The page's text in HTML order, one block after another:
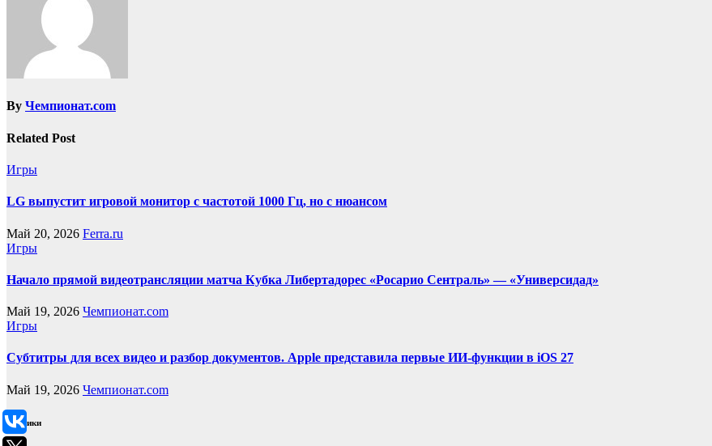
By Чемпионат.com
Related Post
Игры
LG выпустит игровой монитор с частотой 1000 Гц, но с нюансом
Май 20, 2026 Ferra.ru
Игры
Начало прямой видеотрансляции матча Кубка Либертадорес «Росарио Сентраль» — «Универсидад»
Май 19, 2026 Чемпионат.com
Игры
Субтитры для всех видео и разбор документов. Apple представила первые ИИ-функции в iOS 27
Май 19, 2026 Чемпионат.com
Рубрики